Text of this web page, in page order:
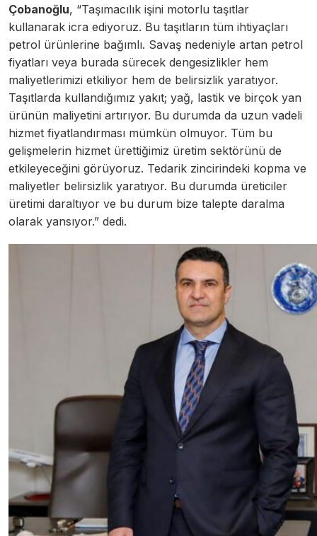
Çobanoğlu, “Taşımacılık işini motorlu taşıtlar
kullanarak icra ediyoruz. Bu taşıtların tüm ihtiyaçları
petrol ürünlerine bağımlı. Savaş nedeniyle artan petrol
fiyatları veya burada sürecek dengesizlikler hem
maliyetlerimizi etkiliyor hem de belirsizlik yaratıyor.
Taşıtlarda kullandığımız yakıt; yağ, lastik ve birçok yan
ürünün maliyetini artırıyor. Bu durumda da uzun vadeli
hizmet fiyatlandırması mümkün olmuyor. Tüm bu
gelişmelerin hizmet ürettiğimiz üretim sektörünü de
etkileyeceğini görüyoruz. Tedarik zincirindeki kopma ve
maliyetler belirsizlik yaratıyor. Bu durumda üreticiler
üretimi daraltıyor ve bu durum bize talepte daralma
olarak yansıyor.” dedi.